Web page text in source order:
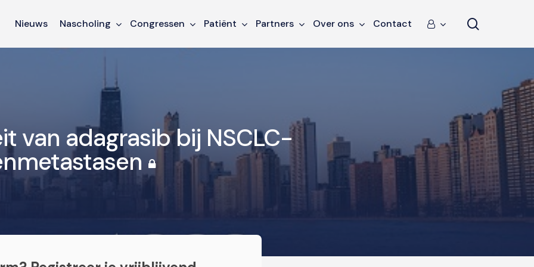
Nieuws Nascholing Congressen Patiënt Partners Over ons Contact
van adagrasib bij NSCLC-